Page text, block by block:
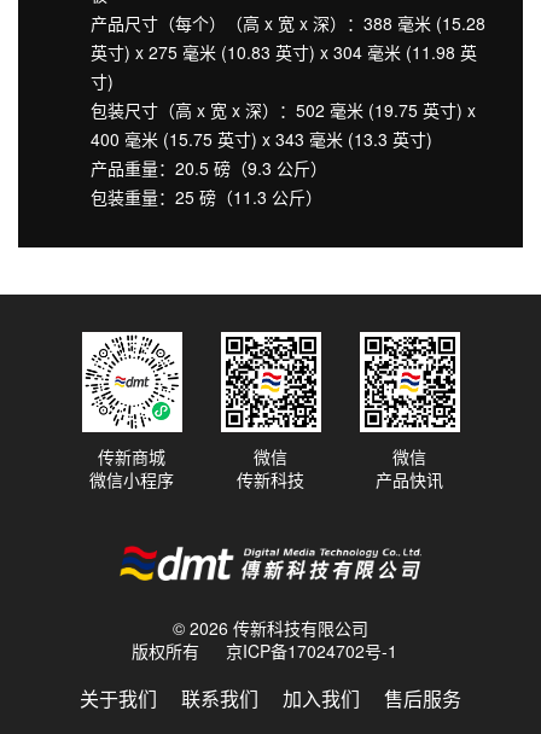
产品尺寸（每个）（高 x 宽 x 深）：388 毫米 (15.28
英寸) x 275 毫米 (10.83 英寸) x 304 毫米 (11.98 英
寸)
包装尺寸（高 x 宽 x 深）：502 毫米 (19.75 英寸) x
400 毫米 (15.75 英寸) x 343 毫米 (13.3 英寸)
产品重量：20.5 磅（9.3 公斤）
包装重量：25 磅（11.3 公斤）
© 2026 传新科技有限公司
版权所有
京ICP备17024702号-1
关于我们 联系我们 加入我们 售后服务
传新商城
微信小程序
微信
传新科技
微信
产品快讯